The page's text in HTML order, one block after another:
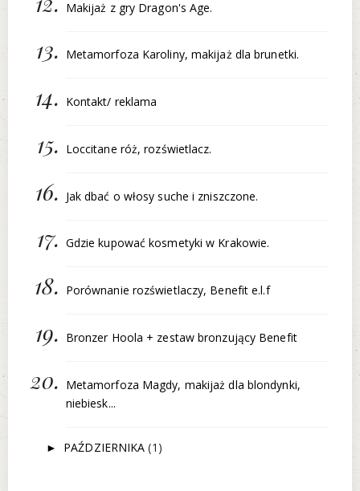
Makijaż z gry Dragon's Age.
Metamorfoza Karoliny, makijaż dla brunetki.
Kontakt/ reklama
Loccitane róż, rozświetlacz.
Jak dbać o włosy suche i zniszczone.
Gdzie kupować kosmetyki w Krakowie.
Porównanie rozświetlaczy, Benefit e.l.f
Bronzer Hoola + zestaw bronzujący Benefit
Metamorfoza Magdy, makijaż dla blondynki,
niebiesk...
► PAŹDZIERNIKA(1)